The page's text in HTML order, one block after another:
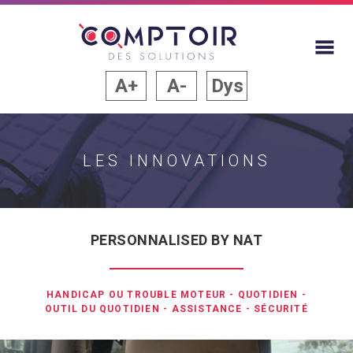
A+ A- Dys
LES INNOVATIONS
PERSONNALISED BY NAT
HANDICAP OU TROUBLE MOTEUR - QUOTIDIEN
-
OUTIL DU QUOTIDIEN - ASSISTANCE - SÉCURITÉ